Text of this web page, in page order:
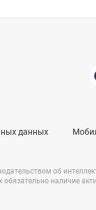
данных
об
наличие